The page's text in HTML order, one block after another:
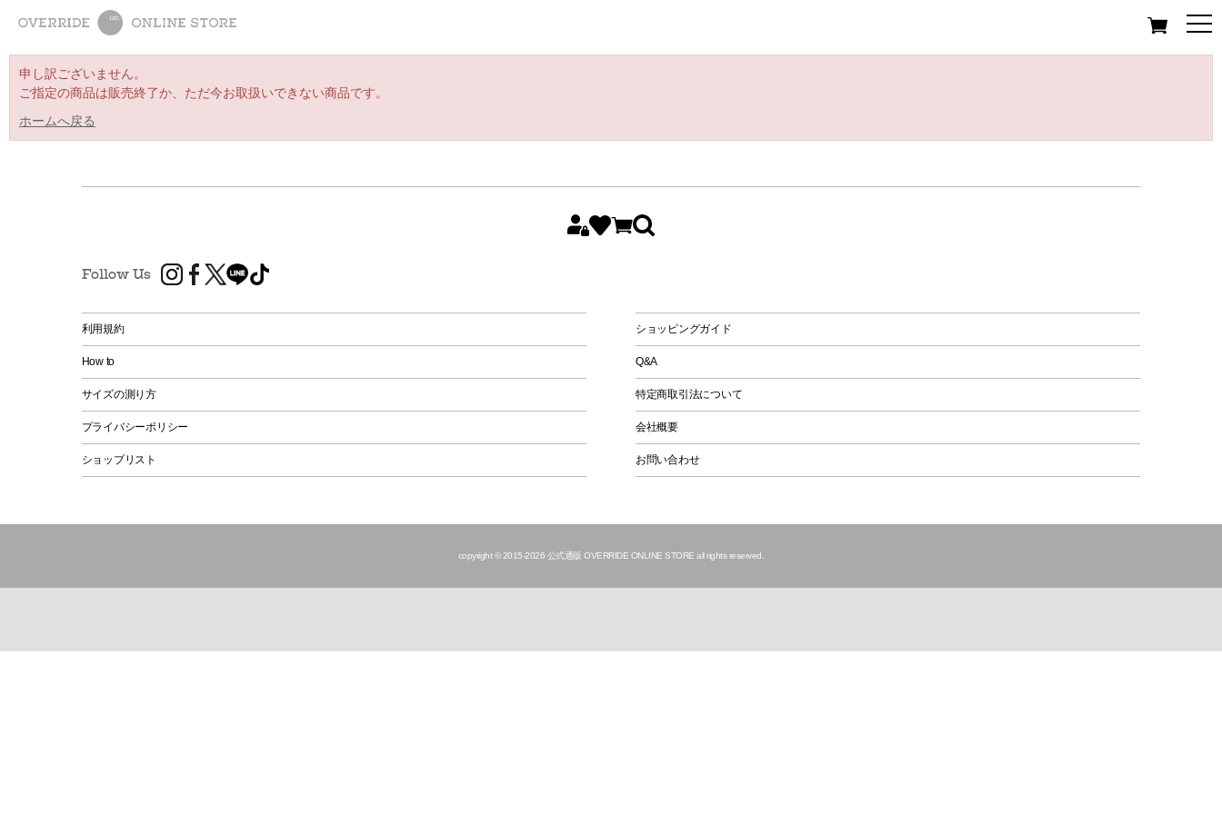
申し訳ございません。
ご指定の商品は販売終了か、ただ今お取扱いできない商品です。
ホームへ戻る
Follow Us
利用規約 ショッピングガイド
How to Q&A
サイズの測り方 特定商取引法について
プライバシーポリシー 会社概要
ショップリスト お問い合わせ
copyright © 2015-2026 公式通販 OVERRIDE ONLINE STORE all rights reserved.